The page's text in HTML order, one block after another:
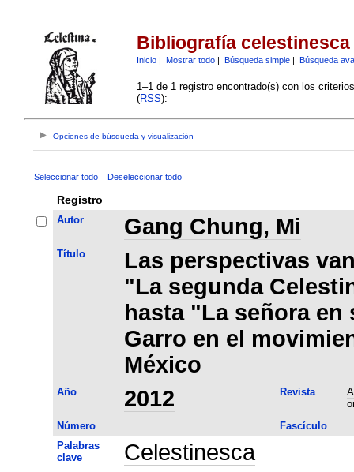
Bibliografía celestinesca
Inicio| Mostrar todo| Búsqueda simple| Búsqueda
1–1 de 1 registro encontrado(s) con los
(RSS):
Opciones de búsqueda y visualización
Seleccionar todo Deseleccionar todo
Registro
Autor Gang Chung, Mi
Título
Las perspectivas
"La segunda
hasta "La señora en
Garro en el
México
Año 2012 Revista
Número
Fascículo
Palabras
clave
Celestinesca